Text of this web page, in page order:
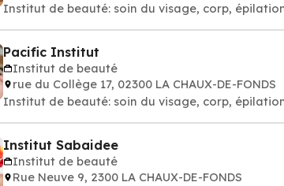
Institut de beauté: soin du visage, corp,
Pacific Institut
Institut de beauté
rue du Collège 17, 02300 LA CHAUX-DE-FONDS
Institut de beauté: soin du visage, corp,
Institut Sabaidee
Institut de beauté
Rue Neuve 9, 2300 LA CHAUX-DE-FONDS